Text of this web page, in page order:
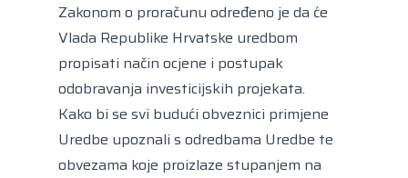
Zakonom o proračunu određeno je da će
Vlada Republike Hrvatske uredbom
propisati način ocjene i postupak
odobravanja investicijskih projekata.
Kako bi se svi budući obveznici primjene
Uredbe upoznali s odredbama Uredbe te
obvezama koje proizlaze stupanjem na